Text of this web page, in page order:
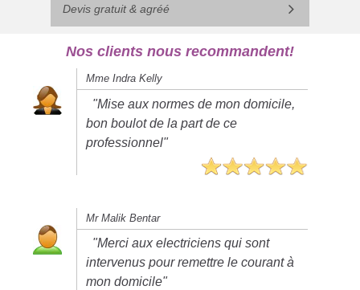
Devis gratuit & agréé
Nos clients nous recommandent!
Mme Indra Kelly
"Mise aux normes de mon domicile,
bon boulot de la part de ce
professionnel"
Mr Malik Bentar
"Merci aux electriciens qui sont
intervenus pour remettre le courant à
mon domicile"